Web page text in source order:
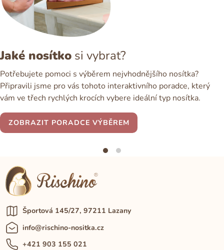
Jaké nosítko si vybrat?
Potřebujete pomoci s výběrem nejvhodnějšího nosítka?
Připravili jsme pro vás tohoto interaktivního poradce, který
vám ve třech rychlých krocích vybere ideální typ nosítka.
ZOBRAZIT PORADCE VÝBĚREM
Športová 145/27, 97211 Lazany
info@rischino-nositka.cz
+421 903 155 021